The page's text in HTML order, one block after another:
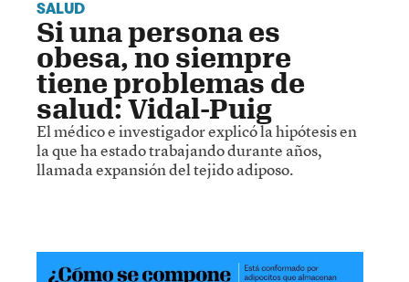
SALUD
Si una persona es
obesa, no siempre
tiene problemas de
salud: Vidal-Puig
El médico e investigador explicó la hipótesis en
la que ha estado trabajando durante años,
llamada expansión del tejido adiposo.